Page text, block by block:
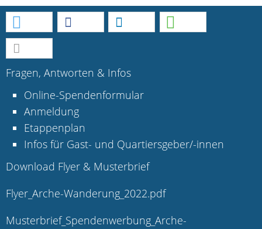
Fragen, Antworten & Infos
Online-Spendenformular
Anmeldung
Etappenplan
Infos für Gast- und Quartiersgeber/-innen
Download Flyer & Musterbrief
Flyer_Arche-Wanderung_2022.pdf
Musterbrief_Spendenwerbung_Arche-